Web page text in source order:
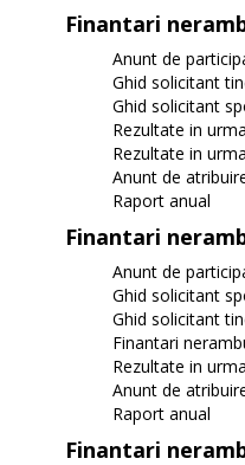
Finantari
Anunt de
Ghid solicitant
Ghid solicitant
Rezultate in
Rezultate in
Anunt de
Raport anual
Finantari
Anunt de
Ghid solicitant
Ghid solicitant
Finantari
Rezultate in
Anunt de
Raport anual
Finantari